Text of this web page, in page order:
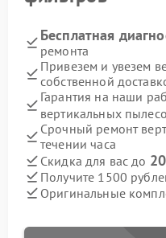
Бесплатная
ремонта
Привезем и увезем
собственной
Гарантия на наши
вертикальных
Срочный ремонт
течении часа
Скидка для вас до
Получите 1500
Оригинальные